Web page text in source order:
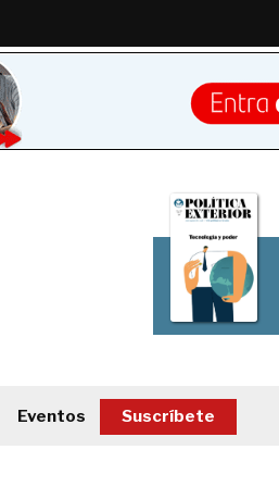
Eventos Suscríbete